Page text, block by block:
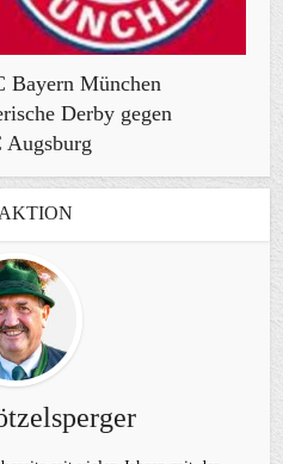
Bayern München
Derby gegen
Augsburg